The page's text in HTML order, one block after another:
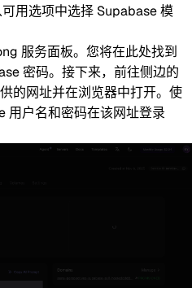
用选项中选择 Supabase 模
服务面板。您将在此处找到
密码。接下来，前往侧边的
的网址并在浏览器中打开。使
用户名和密码在该网址登录